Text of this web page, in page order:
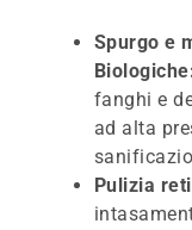
Spurgo e
fanghi e
ad alta
Pulizia